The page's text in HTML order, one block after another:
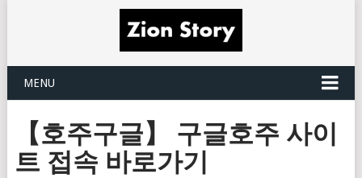
MENU
【호주구글】 구글호주 사이
트 접속 바로가기